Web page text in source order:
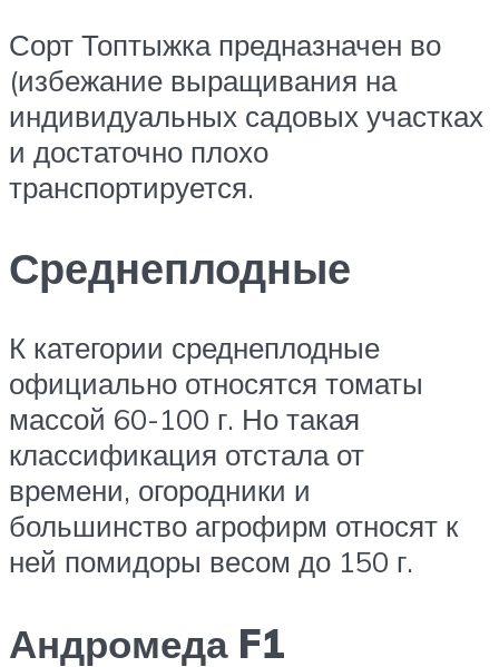
Сорт Топтыжка предназначен во
(избежание выращивания на
индивидуальных садовых участках
и достаточно плохо
транспортируется.
Среднеплодные
К категории среднеплодные
официально относятся томаты
массой 60-100 г. Но такая
классификация отстала от
времени, огородники и
большинство агрофирм относят к
ней помидоры весом до 150 г.
Андромеда F1